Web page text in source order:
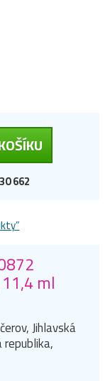
662
ml
Jihlavská